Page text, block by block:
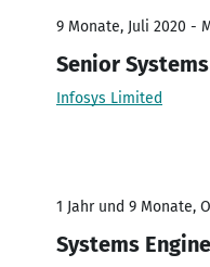
9 Monate, Juli 2020 -
Senior
Infosys Limited
1 Jahr und 9 Monate,
Systems